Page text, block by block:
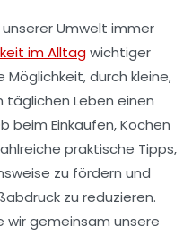
Umwelt immer
im Alltagwichtiger
Möglichkeit, durch kleine,
Leben einen
beim Einkaufen, Kochen
praktische Tipps,
zu fördern und
zu reduzieren.
wir gemeinsam unsere